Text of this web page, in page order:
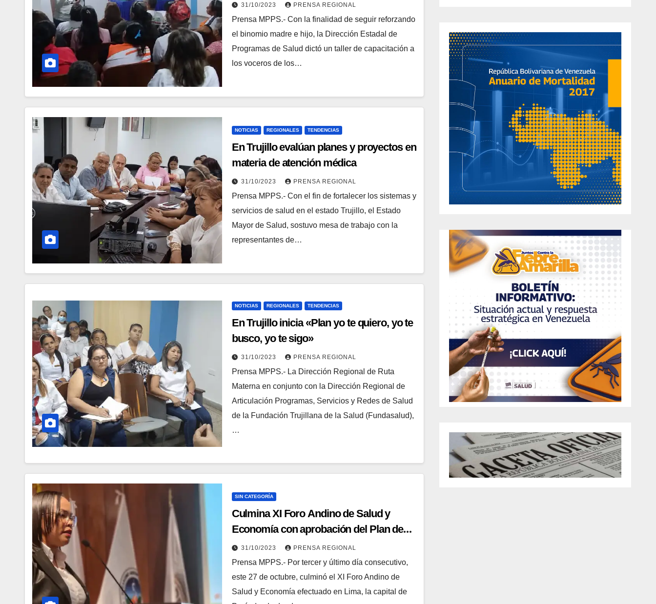
31/10/2023 PRENSA REGIONAL
Prensa MPPS.- Con la finalidad de seguir reforzando
el binomio madre e hijo, la Dirección Estadal de
Programas de Salud dictó un taller de capacitación a
los voceros de los…
NOTICIAS REGIONALES TENDENCIAS
En Trujillo evalúan planes y proyectos en
materia de atención médica
31/10/2023 PRENSA REGIONAL
Prensa MPPS.- Con el fin de fortalecer los sistemas y
servicios de salud en el estado Trujillo, el Estado
Mayor de Salud, sostuvo mesa de trabajo con la
representantes de…
NOTICIAS REGIONALES TENDENCIAS
En Trujillo inicia «Plan yo te quiero, yo te
busco, yo te sigo»
31/10/2023 PRENSA REGIONAL
Prensa MPPS.- La Dirección Regional de Ruta
Materna en conjunto con la Dirección Regional de
Articulación Programas, Servicios y Redes de Salud
de la Fundación Trujillana de la Salud (Fundasalud),
…
SIN CATEGORÍA
Culmina XI Foro Andino de Salud y
Economía con aprobación del Plan de
Trabajo 2024
31/10/2023 PRENSA REGIONAL
Prensa MPPS.- Por tercer y último día consecutivo,
este 27 de octubre, culminó el XI Foro Andino de
Salud y Economía efectuado en Lima, la capital de